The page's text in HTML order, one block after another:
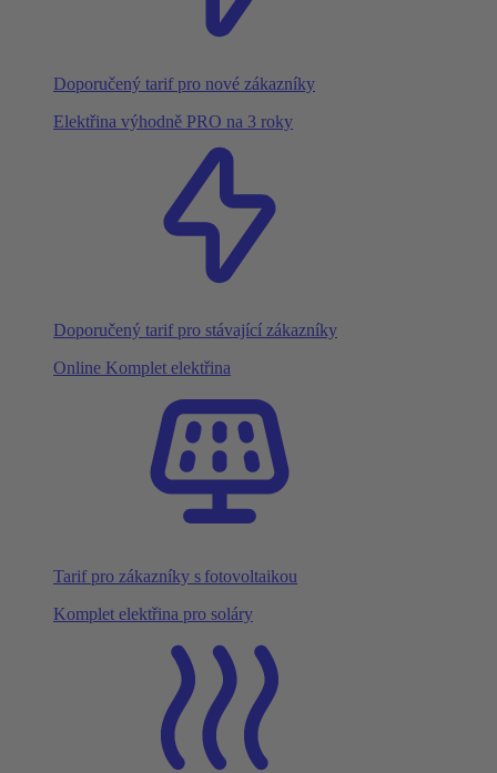
Doporučený tarif pro nové zákazníky
Elektřina výhodně PRO na 3 roky
Doporučený tarif pro stávající zákazníky
Online Komplet elektřina
Tarif pro zákazníky s fotovoltaikou
Komplet elektřina pro soláry